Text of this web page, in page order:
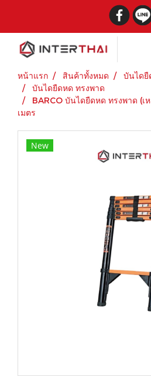
หน้าแรก สินค้าทั้งหมด
บันไดยื
บันไดยืดหด ทรงพาด
BARCO บันไดยืดหด ทรงพาด (
เมตร
New